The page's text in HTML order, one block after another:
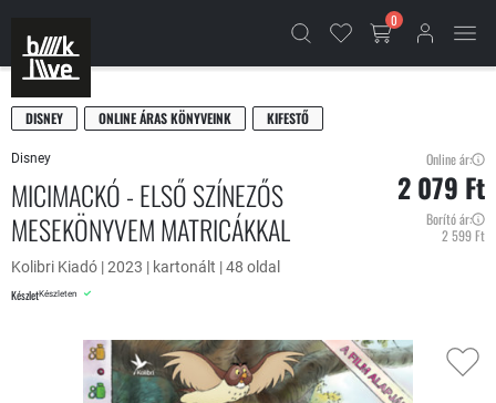
0
DISNEY ONLINE ÁRAS KÖNYVEINK KIFESTŐ
Disney
MICIMACKÓ - ELSŐ SZÍNEZŐS
MESEKÖNYVEM MATRICÁKKAL
Kolibri Kiadó | 2023 | kartonált | 48 oldal
KészletKészleten
Online ár:
2 079 Ft
Borító ár:
2 599 Ft